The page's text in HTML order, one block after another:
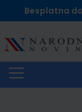
Besplatna